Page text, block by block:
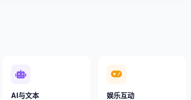
AI与文本 娱乐互动